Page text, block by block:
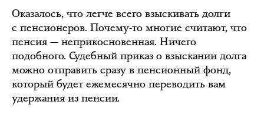
Оказалось, что легче всего взыскивать долги
с пенсионеров. Почему-то многие считают, что
пенсия — неприкосновенная. Ничего
подобного. Судебный приказ о взыскании долга
можно отправить сразу в пенсионный фонд,
который будет ежемесячно переводить вам
удержания из пенсии.